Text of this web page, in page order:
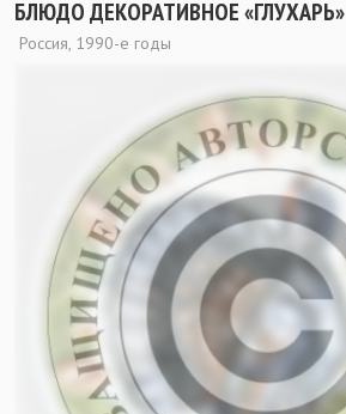
БЛЮДО ДЕКОРАТИВНОЕ «ГЛУХАРЬ»
Россия, 1990-е годы